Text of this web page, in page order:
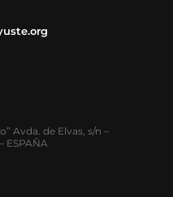
Avda. de Elvas, s/n –
ESPAÑA